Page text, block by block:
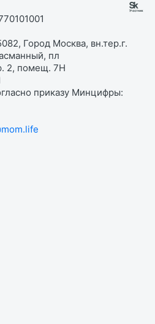
Город Москва, вн.тер.г.
пл
2, помещ. 7Н
приказу Минцифры: